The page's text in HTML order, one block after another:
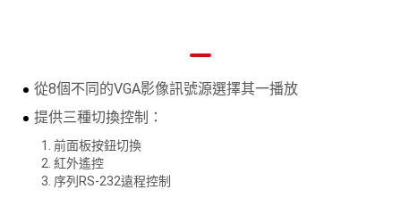
從8個不同的VGA影像訊號源選擇其一播放
提供三種切換控制：
前面板按鈕切換
紅外遙控
序列RS-232遠程控制